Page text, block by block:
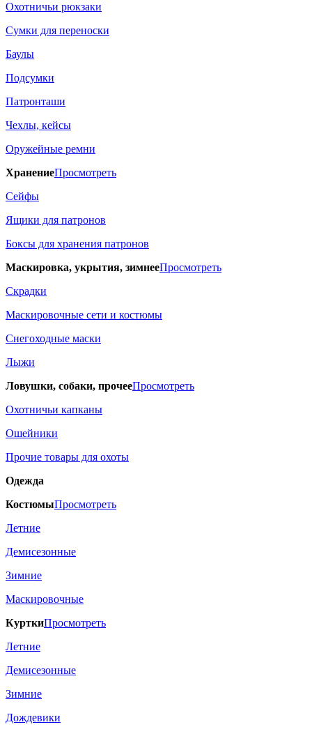
Охотничьи рюкзаки
Сумки для переноски
Баулы
Подсумки
Патронташи
Чехлы, кейсы
Оружейные ремни
ХранениеПросмотреть
Сейфы
Ящики для патронов
Боксы для хранения патронов
Маскировка, укрытия, зимнееПросмотреть
Скрадки
Маскировочные сети и костюмы
Снегоходные маски
Лыжи
Ловушки, собаки, прочееПросмотреть
Охотничьи капканы
Ошейники
Прочие товары для охоты
Одежда
КостюмыПросмотреть
Летние
Демисезонные
Зимние
Маскировочные
КурткиПросмотреть
Летние
Демисезонные
Зимние
Дождевики